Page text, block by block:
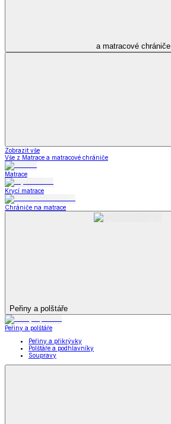
a matracové chrániče
Zobrazit vše
Vše z Matrace a matracové chrániče
Matrace
Krycí matrace
Chrániče na matrace
Peřiny a polštáře
Peřiny a polštáře
Peřiny a přikrývky
Polštáře a podhlavníky
Soupravy